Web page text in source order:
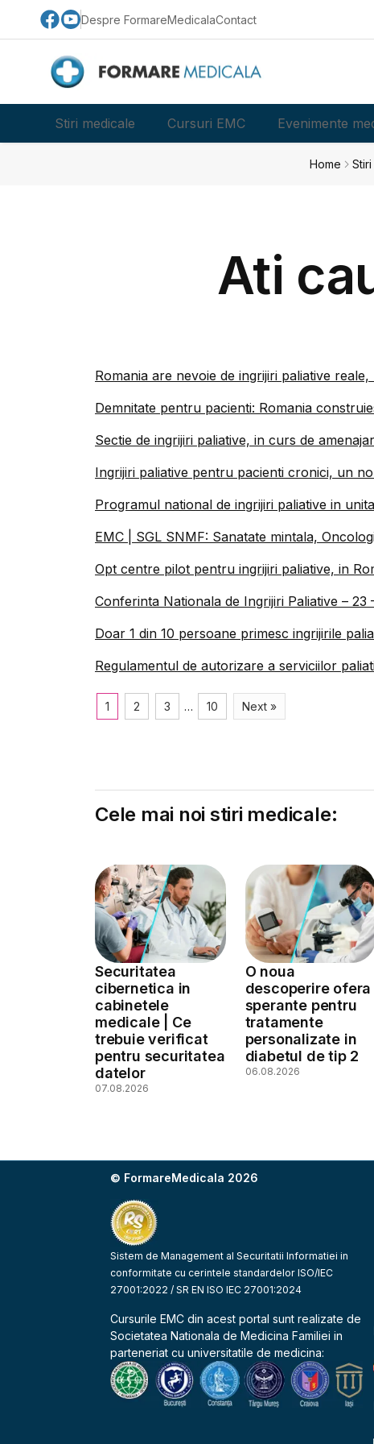
Despre FormareMedicalaContact
Stiri medicale Cursuri EMC Evenimente
Home
Ati
Romania are nevoie de ingrijiri paliative
Demnitate pentru pacienti: Romania
Sectie de ingrijiri paliative, in curs de
Ingrijiri paliative pentru pacienti cronici, un
Programul national de ingrijiri paliative in
EMC | SGL SNMF: Sanatate mintala,
Opt centre pilot pentru ingrijiri paliative, in
Conferinta Nationala de Ingrijiri Paliative – 23
Doar 1 din 10 persoane primesc ingrijirile
Regulamentul de autorizare a serviciilor
1 2 3 … 10 Next »
Cele mai noi stiri medicale:
Securitatea
cibernetica in
cabinetele
medicale | Ce
trebuie verificat
pentru securitatea
datelor
07.08.2026
O noua
descoperire ofera
sperante pentru
tratamente
personalizate in
diabetul de tip 2
06.08.2026
© FormareMedicala 2026
Sistem de Management al Securitatii Informatiei in
conformitate cu cerintele standardelor ISO/IEC
27001:2022 / SR EN ISO IEC 27001:2024
Cursurile EMC din acest portal sunt realizate de
Societatea Nationala de Medicina Familiei in
parteneriat cu universitatile de medicina: